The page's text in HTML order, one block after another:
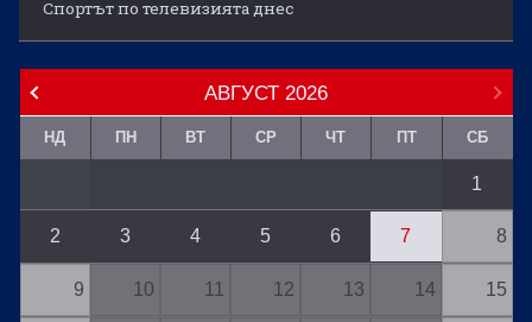
Спортът по телевизията днес
АВГУСТ 2026
НД ПН ВТ СР ЧТ ПТ СБ
1
2 3 4 5 6 7 8
9 10 11 12 13 14 15